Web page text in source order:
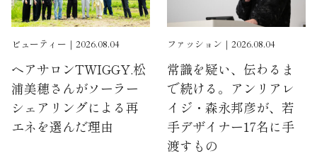
ビューティー｜2026.08.04
ヘアサロンTWIGGY.松
浦美穂さんがソーラー
シェアリングによる再
エネを選んだ理由
ファッション｜2026.08.04
常識を疑い、伝わるま
で続ける。アンリアレ
イジ・森永邦彦が、若
手デザイナー17名に手
渡すもの